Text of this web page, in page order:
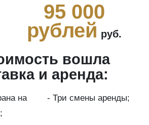
95 000
рублей руб.
вошла
и аренда:
на
- Три смены аренды;